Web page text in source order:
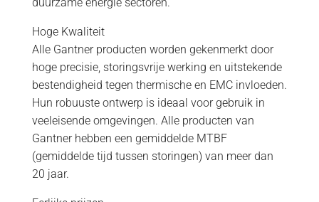
Hoge Kwaliteit
Alle Gantner producten worden gekenmerkt door
hoge precisie, storingsvrije werking en uitstekende
bestendigheid tegen thermische en EMC invloeden.
Hun robuuste ontwerp is ideaal voor gebruik in
veeleisende omgevingen. Alle producten van
Gantner hebben een gemiddelde MTBF
(gemiddelde tijd tussen storingen) van meer dan
20 jaar.